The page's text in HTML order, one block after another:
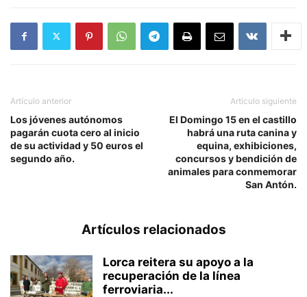
Artículo anterior
Los jóvenes autónomos
pagarán cuota cero al inicio
de su actividad y 50 euros el
segundo año.
Artículo siguiente
El Domingo 15 en el castillo
habrá una ruta canina y
equina, exhibiciones,
concursos y bendición de
animales para conmemorar
San Antón.
Artículos relacionados
Lorca reitera su apoyo a la
recuperación de la línea
ferroviaria...